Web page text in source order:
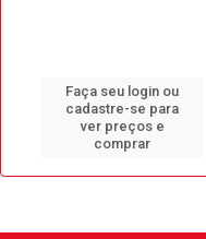
Faça seu login ou
cadastre-se para
ver preços e
comprar